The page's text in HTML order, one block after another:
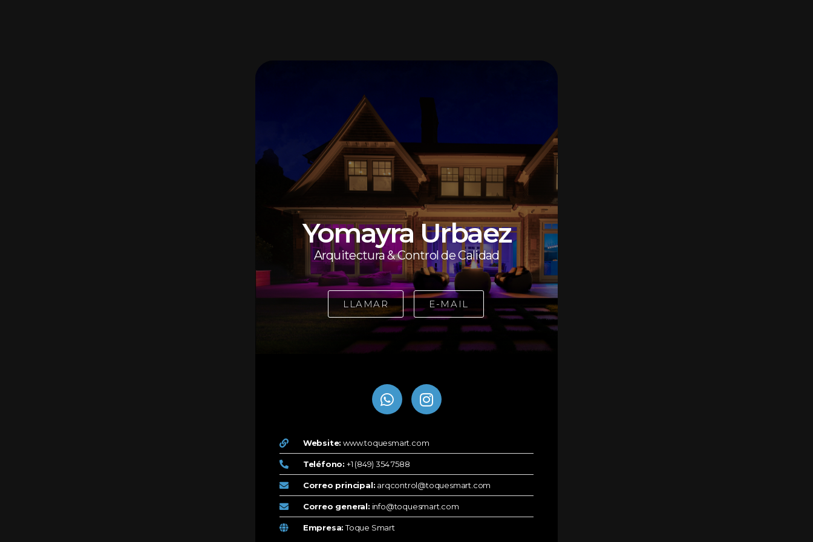
Yomayra Urbaez
Arquitectura & Control de Calidad
LLAMAR E-MAIL
Website: www.toquesmart.com
Teléfono: +1 (849) 354 7588
Correo principal: arqcontrol@toquesmart.com
Correo general: info@toquesmart.com
Empresa:Toque Smart